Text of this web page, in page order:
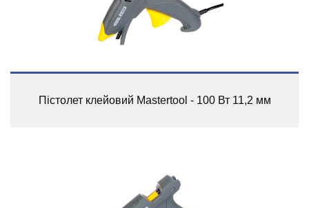
Пістолет клейовий Mastertool - 100 Вт 11,2 мм